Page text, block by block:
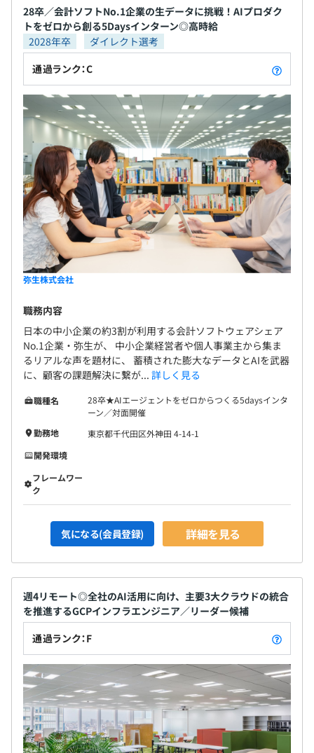
【配属先チームの特徴】
AI・データ戦略部では、データ基盤の構築およびデータ活
用に向けたDX、AI開発、BI開発を行っております。
データを取得し、DatabricksのBronzeとして一元化する
とともに、全社共通のデータ構造であるSilverデータの設
計・加工を行っております。
また、DX、インテリジェンスチームでは、Silverデータか
ら業務・ビジネス観点での要求を受けたGoldデータ
（DWHやデータマート等）の設計構築と、BIやAIへの開
発を実施しております。
【活躍しているメンバーの経歴／特徴等】
Sierやソフト会社、SaaS企業出身のエンジニアで、デー
タ分析やデータ活用・AI等に興味があり、また積極的に新
しい技術をキャッチアップしていく思考が強い方が活躍し
ています。
DatabricksのAppsやAIなどの先進機能をキャッチアップ
し、使いこなしていくことを楽しみながら実施していま
す。
プロジェクトの規模やフェーズでばらつきがありますが5
名から20名程度のチームです。
PM1名、テックリード1名、エンジニア3名に加え、テス
ト計画を作るクオリティリーダー、品質管理を担当する
QAがプロジェクトに参画します。
年1回
各種社会保険（健康保険、厚生年金、雇用保険、労災保
険）
関東ITソフトウェア健康保険組合
無期雇用
28卒／会計ソフトNo.1企業の生データに挑戦！AIプロダク
トをゼロから創る5Daysインターン◎高時給
2028年卒
ダイレクト選考
通過ランク：C
弥生株式会社
職務内容
日本の中小企業の約3割が利用する会計ソフトウェアシェア
No.1企業・弥生が、 中小企業経営者や個人事業主から集ま
るリアルな声を題材に、 蓄積された膨大なデータとAIを武器
に、顧客の課題解決に繋が... 詳しく見る
職種名
28卒★AIエージェントをゼロからつくる5daysインタ
ーン／対面開催
勤務地
東京都千代田区外神田 4-14-1
開発環境
フレームワー
ク
気になる(会員登録) 詳細を見る
週4リモート◎全社のAI活用に向け、主要3大クラウドの統合
を推進するGCPインフラエンジニア／リーダー候補
通過ランク：F